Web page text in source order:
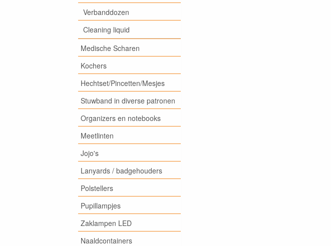
Verbanddozen
Cleaning liquid
Medische Scharen
Kochers
Hechtset/Pincetten/Mesjes
Stuwband in diverse patronen
Organizers en notebooks
Meetlinten
Jojo's
Lanyards / badgehouders
Polstellers
Pupillampjes
Zaklampen LED
Naaldcontainers